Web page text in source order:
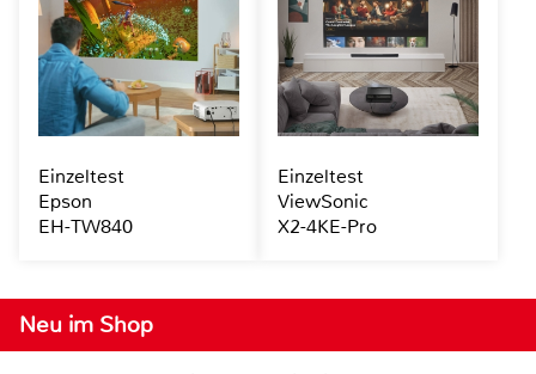
Neu im Shop
Einzeltest
Epson
EH-TW840
Einzeltest
ViewSonic
X2-4KE-Pro